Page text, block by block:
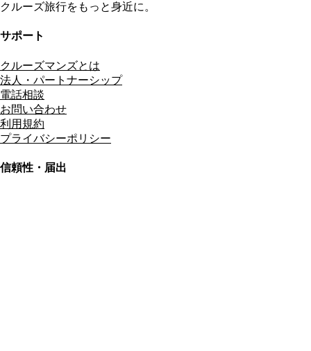
クルーズ旅行をもっと身近に。
サポート
クルーズマンズとは
法人・パートナーシップ
電話相談
お問い合わせ
利用規約
プライバシーポリシー
信頼性・届出